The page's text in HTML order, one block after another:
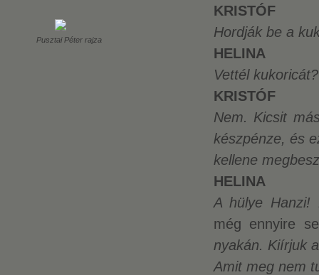
KRISTÓF
Hordják be a
HELINA
Vettél kukoricát?
KRISTÓF
Nem. Kicsit
készpénze, és
kellene
HELINA
A hülye Hanzi!
még ennyire
nyakán. Kiírjuk
Amit meg nem
Pusztai Péter rajza